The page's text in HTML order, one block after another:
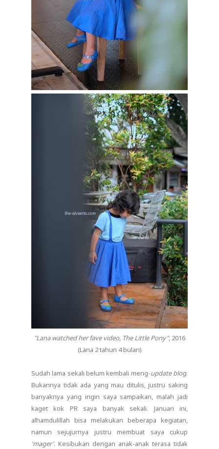
"Lana watched her fave video, The Little Pony", 2016
(Lana 2 tahun 4 bulan)
Sudah lama sekali belum kembali meng-update blog.
Bukannya tidak ada yang mau ditulis, justru saking
banyaknya yang ingin saya sampaikan, malah jadi
kaget kok PR saya banyak sekali. Januari ini,
alhamdulillah bisa melakukan beberapa kegiatan,
namun sejujurnya justru membuat saya cukup
'mager'. Kesibukan dengan anak-anak terasa tidak